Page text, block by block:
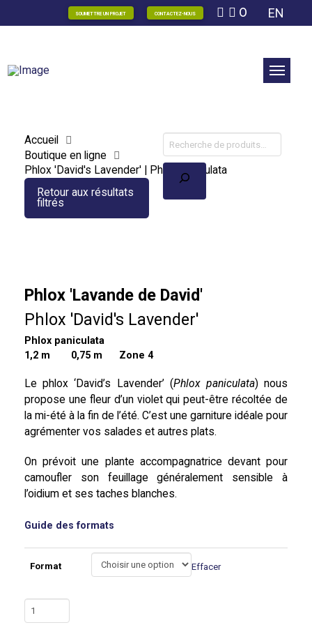
SOUMETTRE UN PROJET CONTACTEZ-NOUS 0 EN
Accueil
Boutique en ligne
Phlox 'David's Lavender' | Phlox paniculata
Retour aux résultats
filtrés
Recherche
Phlox 'Lavande de David'
Phlox 'David's Lavender'
Phlox paniculata
1,2 m
0,75 m Zone 4
Le phlox ‘David’s Lavender’ (Phlox paniculata) nous
propose une fleur d’un violet qui peut-être récoltée de
la mi-été à la fin de l’été. C’est une garniture idéale pour
agrémenter vos salades et autres plats.
On prévoit une plante accompagnatrice devant pour
camoufler son feuillage généralement sensible à
l’oidium et ses taches blanches.
Guide des formats
Format Effacer
quantité
de